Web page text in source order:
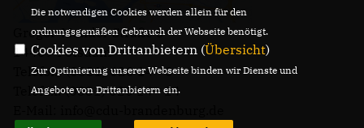
Gregor-Mendel-Straße 3
14469 Potsdam
Telefon: (0331) 620 14 - 0
Telefax: (0331) 620 14 - 14
Die notwendigen Cookies werden allein für den
ordnungsgemäßen Gebrauch der Webseite benötigt.
Cookies von Drittanbietern (Übersicht)
Zur Optimierung unserer Webseite binden wir Dienste und
Angebote von Drittanbietern ein.